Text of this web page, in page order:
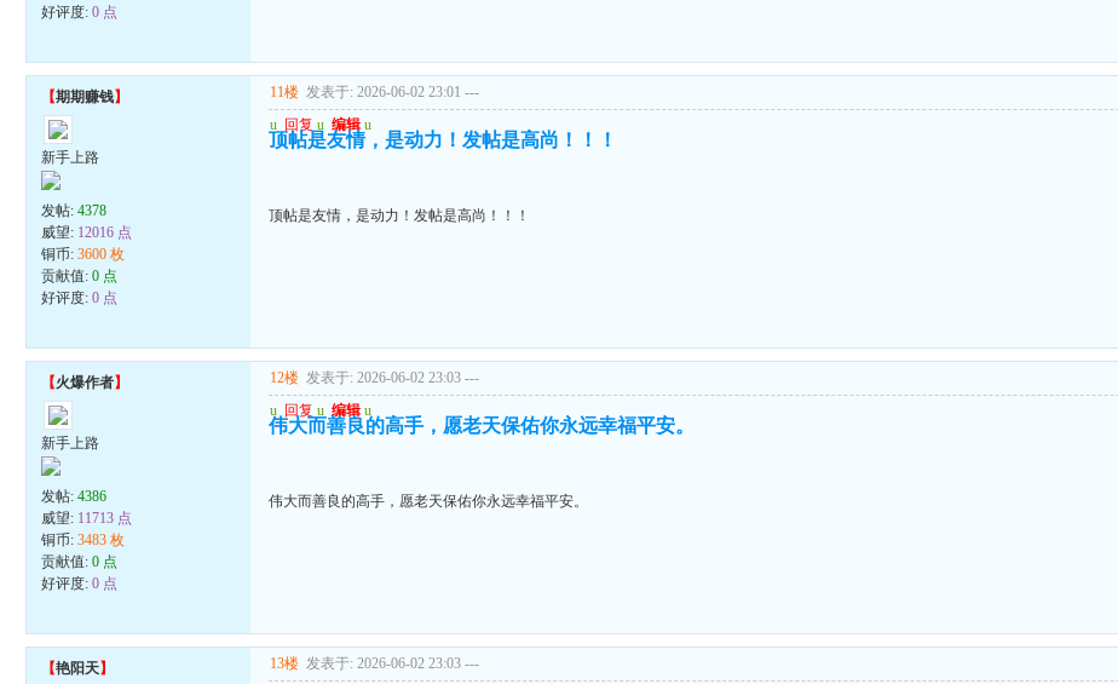
好评度:0 点
【期期赚钱】
新手上路
发帖:4378
威望: 12016 点
铜币:3600 枚
贡献值:0 点
好评度:0 点
11楼 发表于: 2026-06-02 23:01 ---
u 回复 u 编辑 u
顶帖是友情，是动力！发帖是高尚！！！
顶帖是友情，是动力！发帖是高尚！！！
【火爆作者】
新手上路
发帖:4386
威望: 11713 点
铜币:3483 枚
贡献值:0 点
好评度:0 点
12楼 发表于: 2026-06-02 23:03 ---
u 回复 u 编辑 u
伟大而善良的高手，愿老天保佑你永远幸福平安。
伟大而善良的高手，愿老天保佑你永远幸福平安。
【艳阳天】 13楼 发表于: 2026-06-02 23:03 ---